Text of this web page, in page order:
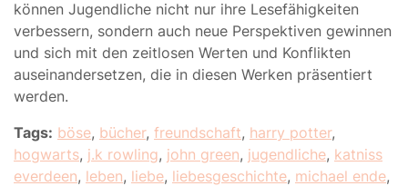
können Jugendliche nicht nur ihre Lesefähigkeiten
verbessern, sondern auch neue Perspektiven gewinnen
und sich mit den zeitlosen Werten und Konflikten
auseinandersetzen, die in diesen Werken präsentiert
werden.
Tags: böse, bücher, freundschaft, harry potter,
hogwarts, j.k rowling, john green, jugendliche, katniss
everdeen, leben, liebe, liebesgeschichte, michael ende,